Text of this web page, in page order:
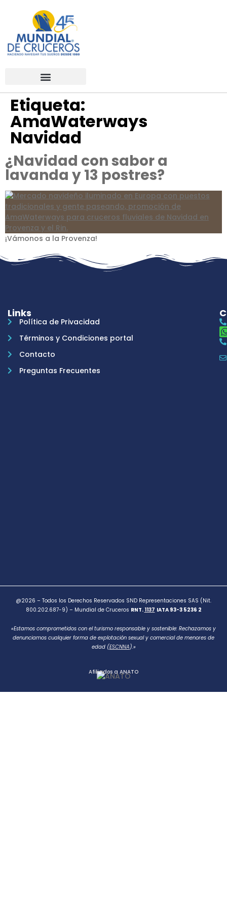
Etiqueta:
AmaWaterways
Navidad
¿Navidad con sabor a
lavanda y 13 postres?
¡Vámonos a la Provenza!
Links
Política de Privacidad
Términos y Condiciones portal
Contacto
Preguntas Frecuentes
@2026 – Todos los Derechos Reservados SND Representaciones SAS (Nit.
800.202.687-9) – Mundial de Cruceros RNT. 1137 IATA 93-3 5236 2
«Estamos comprometidos con el turismo responsable y sostenible: Rechazamos y
denunciamos cualquier forma de explotación sexual y comercial de menores de
edad (ESCNNA).»
Afiliados a ANATO